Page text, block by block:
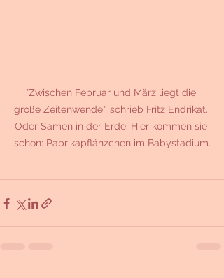
"Zwischen Februar und März liegt die
große Zeitenwende", schrieb Fritz Endrikat.
Oder Samen in der Erde. Hier kommen sie
schon: Paprikapflänzchen im Babystadium.